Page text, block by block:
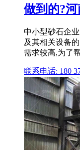
做到的?
中小型砂石企
及其相关设备
需求较高,为了
联系电话: 180